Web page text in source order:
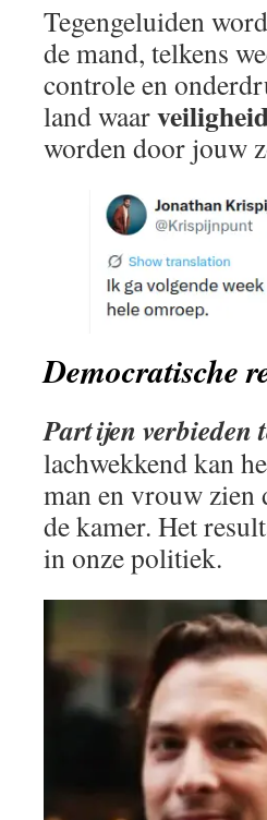
Tegengeluiden
de mand, telkens
controle en
land waar
worden door jouw
Democratische
Partijen verbieden
lachwekkend kan
man en vrouw zien
de kamer. Het
in onze politiek.